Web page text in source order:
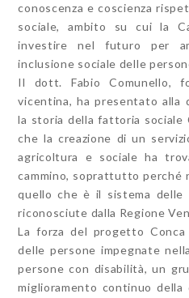
conoscenza e coscienza
sociale, ambito su cui la
investire nel futuro per
inclusione sociale delle
Il dott. Fabio Comunello,
vicentina, ha presentato alla
la storia della fattoria sociale
che la creazione di un
agricoltura e sociale ha
cammino, soprattutto perché
quello che è il sistema delle
riconosciute dalla Regione
La forza del progetto Conca
delle persone impegnate
persone con disabilità, un
miglioramento continuo della